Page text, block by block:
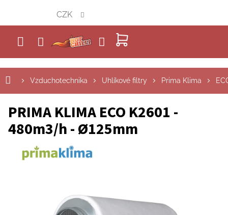
obsah
NÁKUPNÍ
KOŠÍK
CZK
Vzduchotechnika Uhlíkové filtry Prima Klima
PRIMA KLIMA ECO K2601 -
480m3/h - Ø125mm